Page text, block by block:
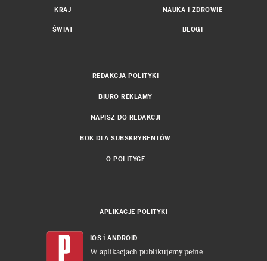
KRAJ
ŚWIAT
NAUKA I ZDROWIE
BLOGI
REDAKCJA POLITYKI
BIURO REKLAMY
NAPISZ DO REDAKCJI
BOK DLA SUBSKRYBENTÓW
O POLITYCE
APLIKACJE POLITYKI
IOS i ANDROID
W aplikacjach publikujemy pełne